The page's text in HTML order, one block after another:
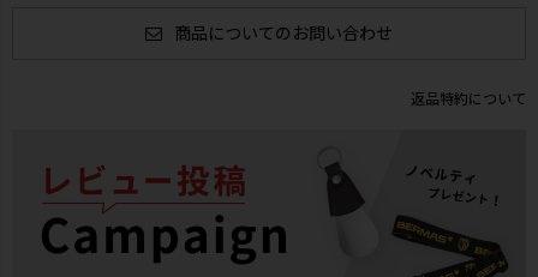
商品についてのお問い合わせ
返品特約について